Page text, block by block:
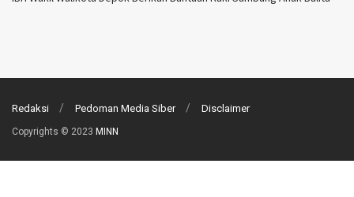
Redaksi Pedoman Media Siber Disclaimer
Copyrights © 2023 MINN